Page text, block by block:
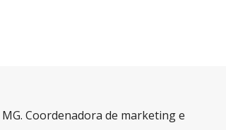
Coordenadora de marketing e